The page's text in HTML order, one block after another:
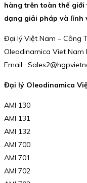
hàng trên toàn thế giới
dạng giải pháp và lĩnh
Đại lý Việt Nam – Công
Oleodinamica Viet Nam
Email :
Đại lý Oleodinamica
AMI 130
AMI 131
AMI 132
AMI 700
AMI 701
AMI 702